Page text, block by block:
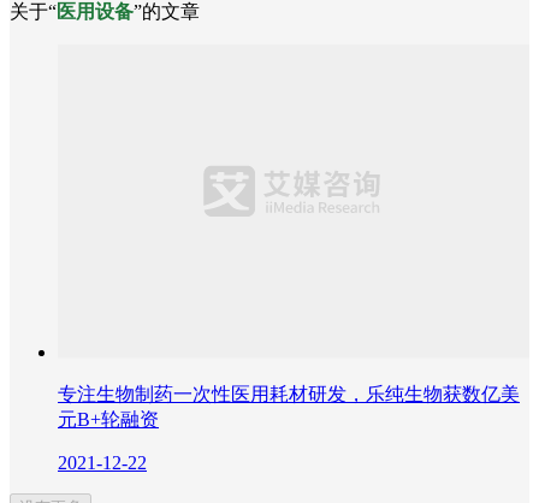
关于“医用设备”的文章
专注生物制药一次性医用耗材研发，乐纯生物获数亿美
元B+轮融资
2021-12-22